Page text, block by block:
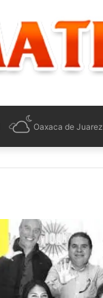
Oaxaca de Juarez